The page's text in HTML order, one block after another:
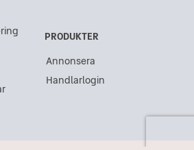
PRODUKTER
Annonsera
Handlarlogin